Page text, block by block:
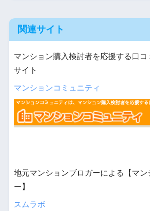
関連サイト
マンション購入検討者を応援する口コ
サイト
マンションコミュニティ
地元マンションブロガーによる【マン
ー】
スムラボ